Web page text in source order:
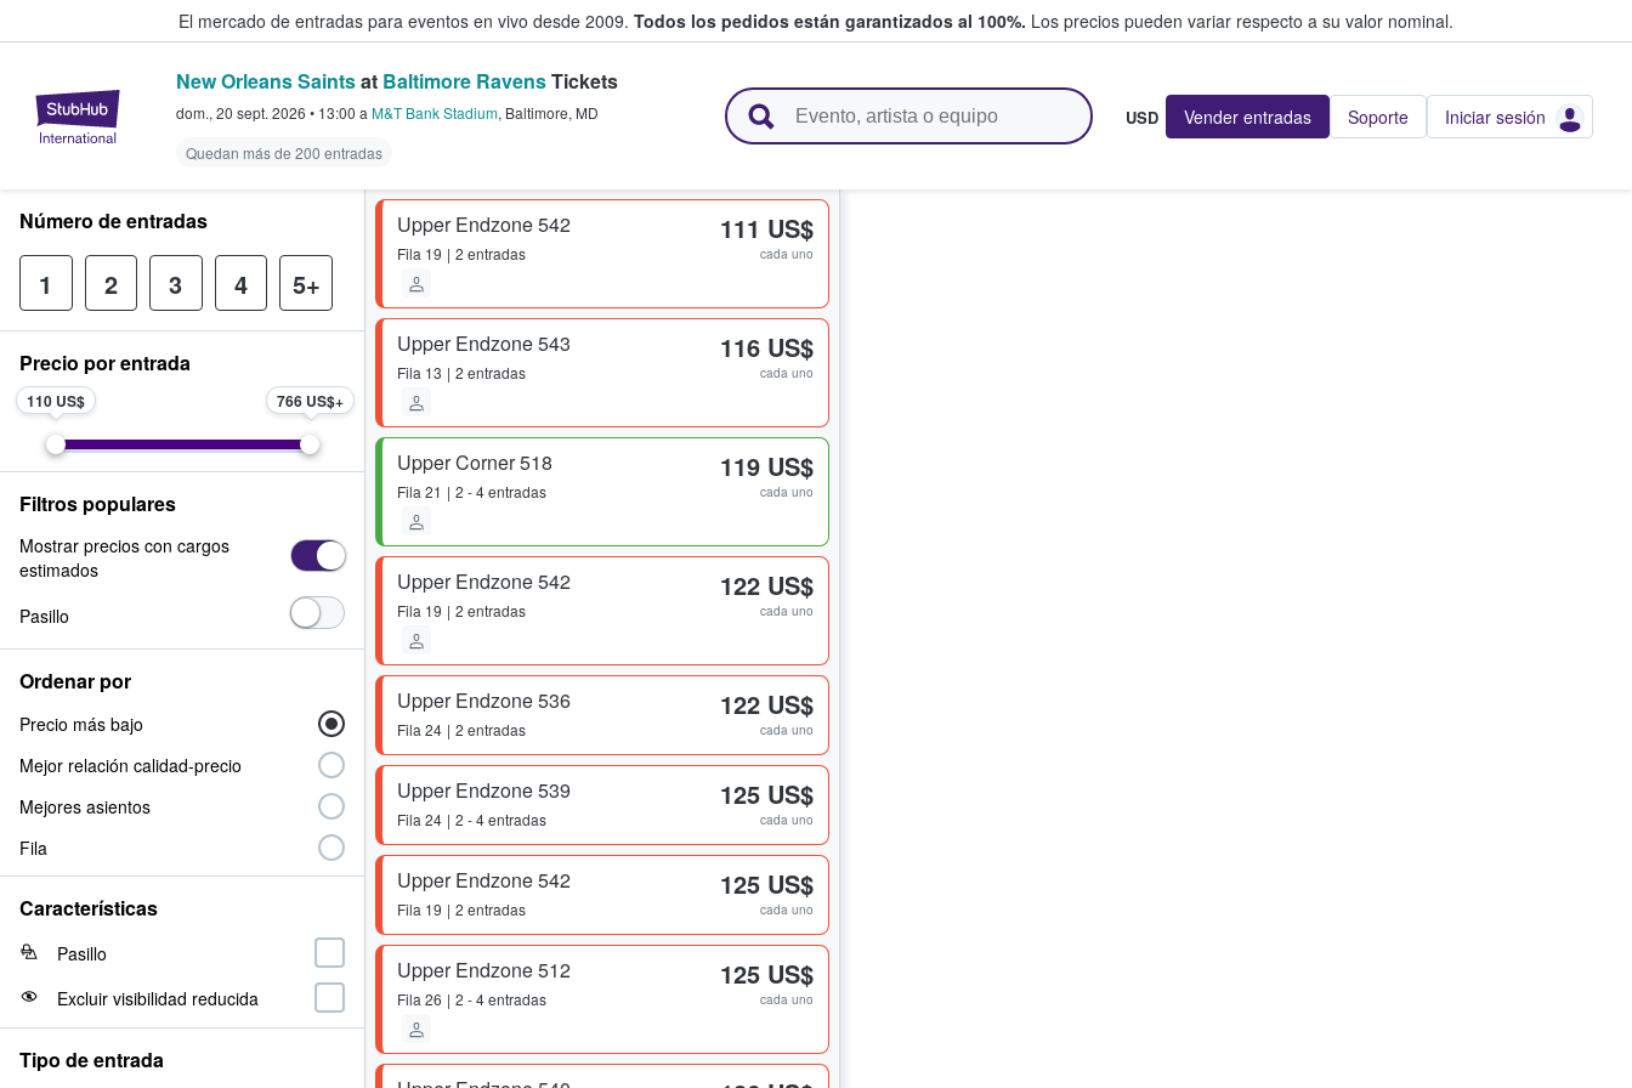
El mercado de entradas para eventos en vivo desde 2009. Todos los pedidos están garantizados al 100%. Los precios pueden variar respecto a su valor nominal.
StubHub: compra y venta de entradas entre fans
New Orleans Saintsat Baltimore RavensTickets
dom., 20 sept. 2026 • 13:00 a M&T Bank Stadium, Baltimore, MD
Quedan más de 200 entradas
USD Vender entradas Soporte Iniciar sesión
Upper Endzone 542
Fila 19 2 entradas
111 US$
cada uno
Upper Endzone 543
Fila 13 2 entradas
116 US$
cada uno
Upper Corner 518
Fila 21 2 - 4 entradas
119 US$
cada uno
Upper Endzone 542
Fila 19 2 entradas
122 US$
cada uno
Upper Endzone 536
Fila 24 2 entradas
122 US$
cada uno
Upper Endzone 539
Fila 24 2 - 4 entradas
125 US$
cada uno
Upper Endzone 542
Fila 19 2 entradas
125 US$
cada uno
Upper Endzone 512
Fila 26 2 - 4 entradas
125 US$
cada uno
Número de entradas
1 2 3 4 5+
Precio por entrada
110 US$ 766 US$
Filtros populares
Mostrar precios con cargos
estimados
Pasillo
Ordenar por
Precio más bajo
Mejor relación calidad-precio
Mejores asientos
Fila
Características
Pasillo
Excluir visibilidad reducida
Tipo de entrada